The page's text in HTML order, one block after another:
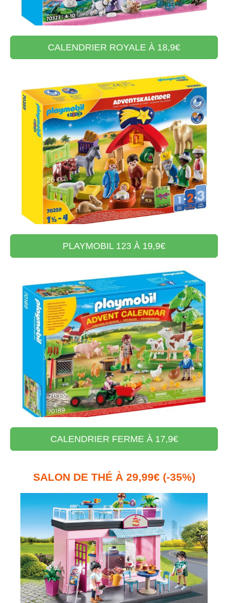
CALENDRIER ROYALE À 18,9€
PLAYMOBIL 123 À 19,9€
CALENDRIER FERME À 17,9€
SALON DE THÉ À 29,99€ (-35%)